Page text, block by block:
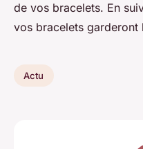
de vos bracelets. En
vos bracelets
Actu